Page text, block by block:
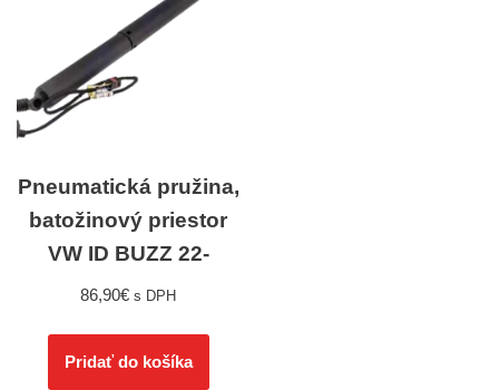
Pneumatická pružina,
batožinový priestor
VW ID BUZZ 22-
86,90€ s DPH
Pridať do košíka